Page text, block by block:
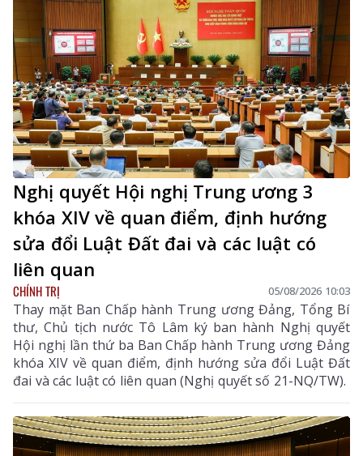
Nghị quyết Hội nghị Trung ương 3
khóa XIV về quan điểm, định hướng
sửa đổi Luật Đất đai và các luật có
liên quan
CHÍNH TRỊ 05/08/2026 10:03
Thay mặt Ban Chấp hành Trung ương Đảng, Tổng Bí
thư, Chủ tịch nước Tô Lâm ký ban hành Nghị quyết
Hội nghị lần thứ ba Ban Chấp hành Trung ương Đảng
khóa XIV về quan điểm, định hướng sửa đổi Luật Đất
đai và các luật có liên quan (Nghị quyết số 21-NQ/TW).